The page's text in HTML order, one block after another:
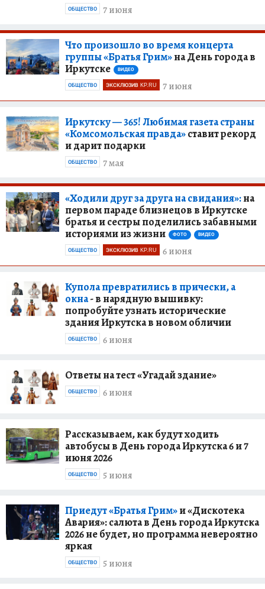
7 июня
ОБЩЕСТВО
Что произошло во время концерта
группы «Братья Грим»на День города в
Иркутске
ВИДЕО
7 июня
ОБЩЕСТВО ЭКСКЛЮЗИВ KP.RU
Иркутску — 365! Любимая газета страны
«Комсомольская правда»ставит рекорд
и дарит подарки
7 мая
ОБЩЕСТВО
«Ходили друг за друга на свидания»:на
первом параде близнецов в Иркутске
братья и сестры поделились забавными
историями из жизни
ФОТО ВИДЕО
6 июня
ОБЩЕСТВО ЭКСКЛЮЗИВ KP.RU
Купола превратились в прически, а
окна- в нарядную вышивку:
попробуйте узнать исторические
здания Иркутска в новом обличии
6 июня
ОБЩЕСТВО
Ответы на тест «Угадай здание»
6 июня
ОБЩЕСТВО
Рассказываем, как будут ходить
автобусы в День города Иркутска 6 и 7
июня 2026
5 июня
ОБЩЕСТВО
Приедут «Братья Грим»и «Дискотека
Авария»: салюта в День города Иркутска
2026 не будет, но программа невероятно
яркая
5 июня
ОБЩЕСТВО